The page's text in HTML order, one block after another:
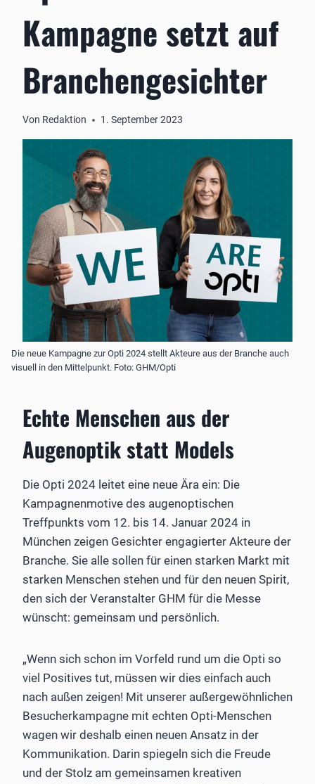
Kampagne setzt auf
Branchengesichter
Von Redaktion 1. September 2023
Die neue Kampagne zur Opti 2024 stellt Akteure aus der Branche auch
visuell in den Mittelpunkt. Foto: GHM/Opti
Echte Menschen aus der
Augenoptik statt Models
Die Opti 2024 leitet eine neue Ära ein: Die
Kampagnenmotive des augenoptischen
Treffpunkts vom 12. bis 14. Januar 2024 in
München zeigen Gesichter engagierter Akteure der
Branche. Sie alle sollen für einen starken Markt mit
starken Menschen stehen und für den neuen Spirit,
den sich der Veranstalter GHM für die Messe
wünscht: gemeinsam und persönlich.
„Wenn sich schon im Vorfeld rund um die Opti so
viel Positives tut, müssen wir dies einfach auch
nach außen zeigen! Mit unserer außergewöhnlichen
Besucherkampagne mit echten Opti-Menschen
wagen wir deshalb einen neuen Ansatz in der
Kommunikation. Darin spiegeln sich die Freude
und der Stolz am gemeinsamen kreativen